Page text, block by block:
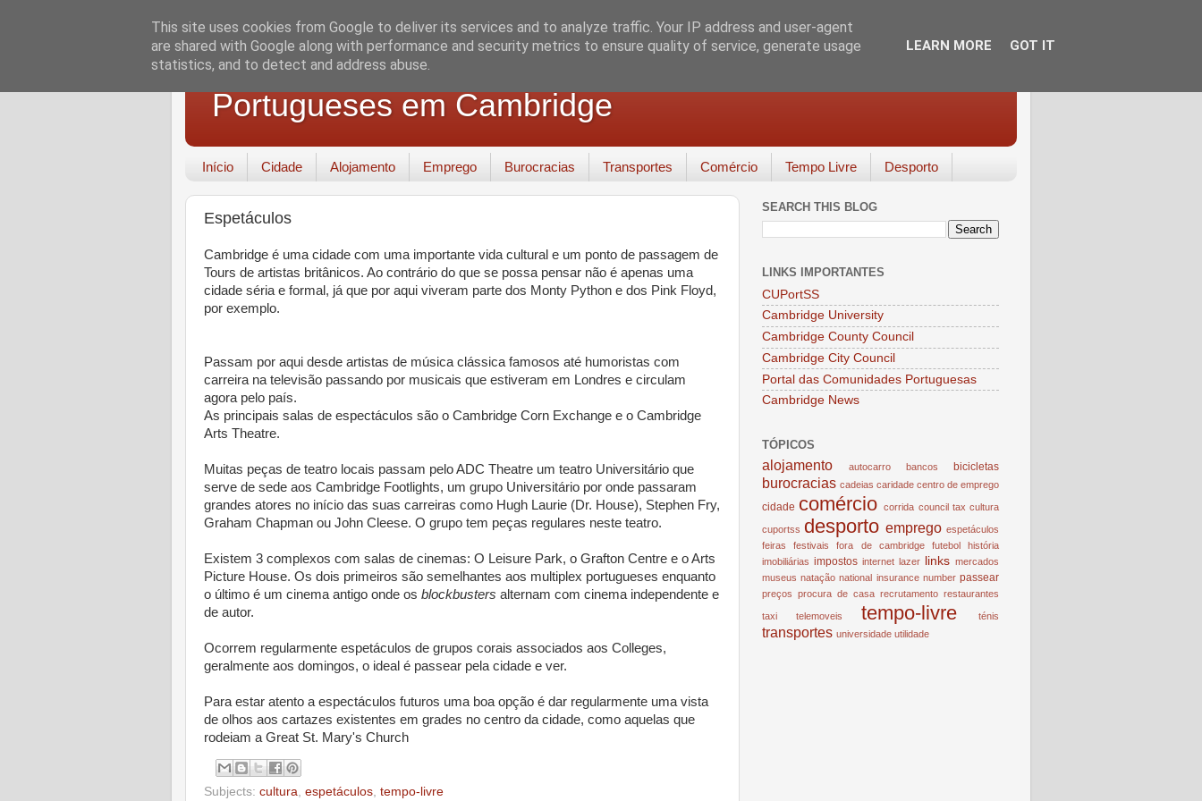
Portugueses em Cambridge
Início Cidade Alojamento Emprego Burocracias Transportes Comércio Tempo Livre Desporto
Espetáculos
Cambridge é uma cidade com uma importante vida cultural e um ponto de passagem de
Tours de artistas britânicos. Ao contrário do que se possa pensar não é apenas uma
cidade séria e formal, já que por aqui viveram parte dos Monty Python e dos Pink Floyd,
por exemplo.
Passam por aqui desde artistas de música clássica famosos até humoristas com
carreira na televisão passando por musicais que estiveram em Londres e circulam
agora pelo país.
As principais salas de espectáculos são o Cambridge Corn Exchange e o Cambridge
Arts Theatre.
Muitas peças de teatro locais passam pelo ADC Theatre um teatro Universitário que
serve de sede aos Cambridge Footlights, um grupo Universitário por onde passaram
grandes atores no início das suas carreiras como Hugh Laurie (Dr. House), Stephen Fry,
Graham Chapman ou John Cleese. O grupo tem peças regulares neste teatro.
Existem 3 complexos com salas de cinemas: O Leisure Park, o Grafton Centre e o Arts
Picture House. Os dois primeiros são semelhantes aos multiplex portugueses enquanto
o último é um cinema antigo onde os blockbusters alternam com cinema independente e
de autor.
Ocorrem regularmente espetáculos de grupos corais associados aos Colleges,
geralmente aos domingos, o ideal é passear pela cidade e ver.
Para estar atento a espectáculos futuros uma boa opção é dar regularmente uma vista
de olhos aos cartazes existentes em grades no centro da cidade, como aquelas que
rodeiam a Great St. Mary's Church
Subjects: cultura espetáculos tempo-livre
SEARCH THIS BLOG
LINKS IMPORTANTES
CUPortSS
Cambridge University
Cambridge County Council
Cambridge City Council
Portal das Comunidades Portuguesas
Cambridge News
TÓPICOS
alojamento autocarro bancos bicicletas
burocracias cadeias caridade centro de emprego
cidade comércio corrida council tax cultura
cuportss desporto emprego espetáculos
feiras
festivais fora de cambridge futebol
história
imobiliárias impostos internet lazer links mercados
museus natação national insurance number passear
preços procura de casa recrutamento restaurantes
taxi telemoveis tempo-livre ténis
transportes universidade utilidade
This site uses cookies from Google to deliver its services and to analyze traffic. Your IP address and user-agent
are shared with Google along with performance and security metrics to ensure quality of service, generate usage
statistics, and to detect and address abuse.
LEARN MORE GOT IT